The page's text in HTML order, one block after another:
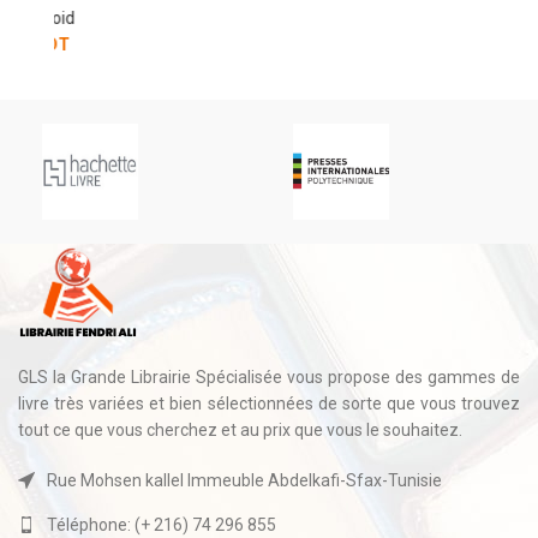
PROCEDES-PROPRIETES D’USAGE-DEFAUTS
GLS la Grande Librairie Spécialisée vous propose des gammes de
tout ce que vous cherchez et au prix que vous le souhaitez.
Rue Mohsen kallel Immeuble Abdelkafi-Sfax-Tunisie